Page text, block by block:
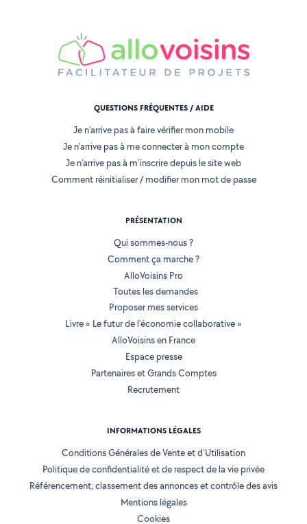
QUESTIONS FRÉQUENTES / AIDE
Je n'arrive pas à faire vérifier mon mobile
Je n'arrive pas à me connecter à mon compte
Je n'arrive pas à m'inscrire depuis le site web
Comment réinitialiser / modifier mon mot de passe
PRÉSENTATION
Qui sommes-nous ?
Comment ça marche ?
AlloVoisins Pro
Toutes les demandes
Proposer mes services
Livre « Le futur de l'économie collaborative »
AlloVoisins en France
Espace presse
Partenaires et Grands Comptes
Recrutement
INFORMATIONS LÉGALES
Conditions Générales de Vente et d'Utilisation
Politique de confidentialité et de respect de la vie privée
Référencement, classement des annonces et contrôle des avis
Mentions légales
Cookies